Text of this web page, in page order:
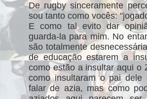
De rugby sinceramente
sou tanto como vocês:
E como tal evito dar
guarda-la para mim. No
são totalmente
de educação estarem a
como estão a insultar aqui o
como insultaram o pai
falar de azia, mas como